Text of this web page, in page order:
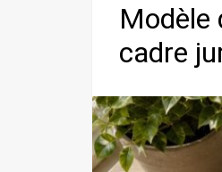
Modèle
cadre